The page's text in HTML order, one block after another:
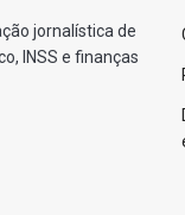
jornalística de
INSS e finanças